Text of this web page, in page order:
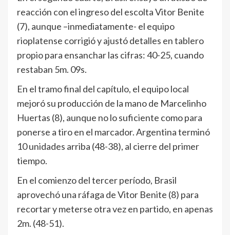
reacción con el ingreso del escolta Vitor Benite
(7), aunque –inmediatamente- el equipo
rioplatense corrigió y ajustó detalles en tablero
propio para ensanchar las cifras: 40-25, cuando
restaban 5m. 09s.
En el tramo final del capítulo, el equipo local
mejoró su producción de la mano de Marcelinho
Huertas (8), aunque no lo suficiente como para
ponerse a tiro en el marcador. Argentina terminó
10 unidades arriba (48-38), al cierre del primer
tiempo.
En el comienzo del tercer período, Brasil
aprovechó una ráfaga de Vitor Benite (8) para
recortar y meterse otra vez en partido, en apenas
2m. (48-51).